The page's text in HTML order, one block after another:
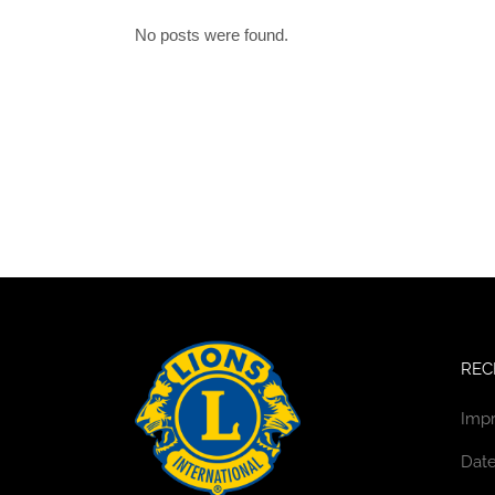
No posts were found.